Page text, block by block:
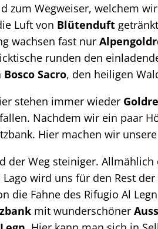
zum Wegweiser, welchem
Luft von Blütenduft
wachsen fast nur
runden den
Bosco Sacro, den heiligen
stehen immer wieder
Nachdem wir ein paar
Hier machen wir
Weg steiniger.
wird uns für den Rest
die Fahne des Rifugio Al
mit wunderschöner